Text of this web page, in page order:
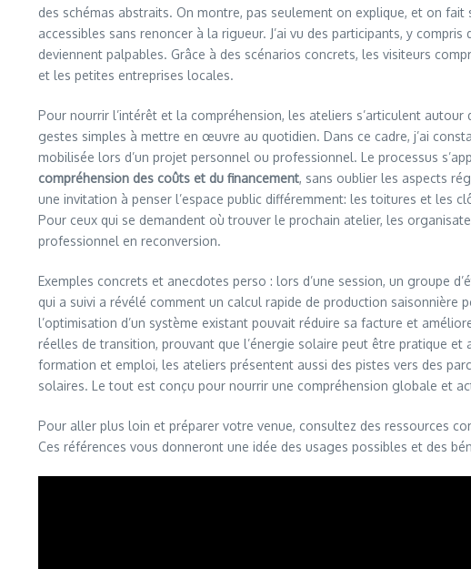
des schémas abstraits. On montre, pas seulement on explique, et on
accessibles sans renoncer à la rigueur. J’ai vu des participants, y
deviennent palpables. Grâce à des scénarios concrets, les visiteurs
et les petites entreprises locales.
Pour nourrir l’intérêt et la compréhension, les ateliers s’articulent
gestes simples à mettre en œuvre au quotidien. Dans ce cadre, j’ai
mobilisée lors d’un projet personnel ou professionnel. Le processus
compréhension des coûts et du financement, sans oublier les aspects
une invitation à penser l’espace public différemment: les toitures et les
Pour ceux qui se demandent où trouver le prochain atelier, les
professionnel en reconversion.
Exemples concrets et anecdotes perso : lors d’une session, un groupe
qui a suivi a révélé comment un calcul rapide de production saisonnière
l’optimisation d’un système existant pouvait réduire sa facture et
réelles de transition, prouvant que l’énergie solaire peut être pratique
formation et emploi, les ateliers présentent aussi des pistes vers des
solaires. Le tout est conçu pour nourrir une compréhension globale et
Pour aller plus loin et préparer votre venue, consultez des ressources
Ces références vous donneront une idée des usages possibles et des